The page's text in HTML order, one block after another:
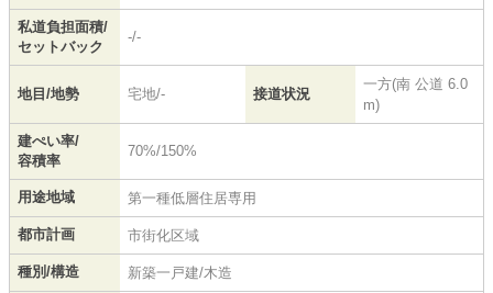
私道負担面積/
セットバック
-/-
地目/地勢 宅地/- 接道状況
一方(南 公道 6.0
m)
建ぺい率/
容積率
70%/150%
用途地域 第一種低層住居専用
都市計画 市街化区域
種別/構造 新築一戸建/木造